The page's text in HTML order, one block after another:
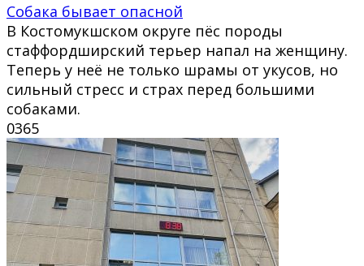
Собака бывает опасной
В Костомукшском округе пёс породы
стаффордширский терьер напал на женщину.
Теперь у неё не только шрамы от укусов, но
сильный стресс и страх перед большими
собаками.
0365